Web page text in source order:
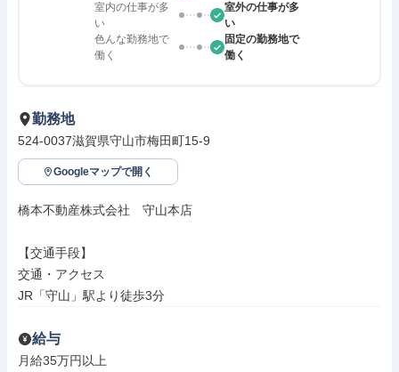
室内の仕事が多
い
室外の仕事が多
い
色んな勤務地で
働く
固定の勤務地で
働く
勤務地
524-0037滋賀県守山市梅田町15-9
Googleマップで開く
橋本不動産株式会社　守山本店
【交通手段】
交通・アクセス
JR「守山」駅より徒歩3分
給与
月給35万円以上